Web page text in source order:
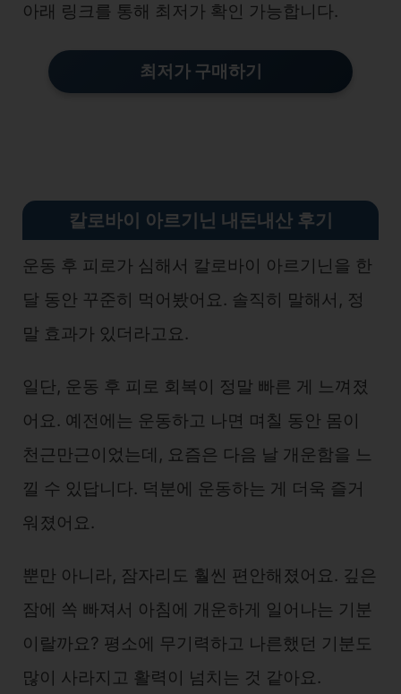
아래 링크를 통해 최저가 확인 가능합니다.
최저가 구매하기
칼로바이 아르기닌 내돈내산 후기
운동 후 피로가 심해서 칼로바이 아르기닌을 한
달 동안 꾸준히 먹어봤어요. 솔직히 말해서, 정
말 효과가 있더라고요.
일단, 운동 후 피로 회복이 정말 빠른 게 느껴졌
어요. 예전에는 운동하고 나면 며칠 동안 몸이
천근만근이었는데, 요즘은 다음 날 개운함을 느
낄 수 있답니다. 덕분에 운동하는 게 더욱 즐거
워졌어요.
뿐만 아니라, 잠자리도 훨씬 편안해졌어요. 깊은
잠에 쏙 빠져서 아침에 개운하게 일어나는 기분
이랄까요? 평소에 무기력하고 나른했던 기분도
많이 사라지고 활력이 넘치는 것 같아요.